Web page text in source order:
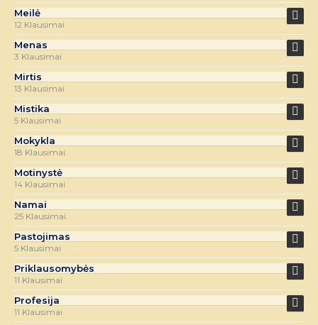
Meilė
12 Klausimai
Menas
3 Klausimai
Mirtis
13 Klausimai
Mistika
5 Klausimai
Mokykla
18 Klausimai
Motinystė
14 Klausimai
Namai
25 Klausimai
Pastojimas
5 Klausimai
Priklausomybės
11 Klausimai
Profesija
11 Klausimai